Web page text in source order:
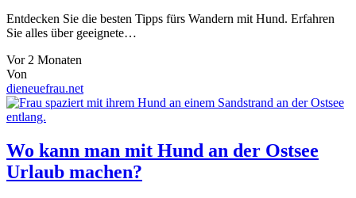
Entdecken Sie die besten Tipps fürs Wandern mit Hund. Erfahren
Sie alles über geeignete…
Vor 2 Monaten
Von
dieneuefrau.net
Wo kann man mit Hund an der Ostsee
Urlaub machen?